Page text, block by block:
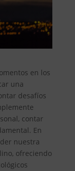
en los
una
desafíos
contar
En
nuestra
ofreciendo